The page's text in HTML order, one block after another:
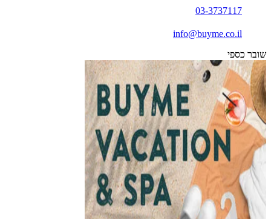
03-3737117
info@buyme.co.il
שובר כספי